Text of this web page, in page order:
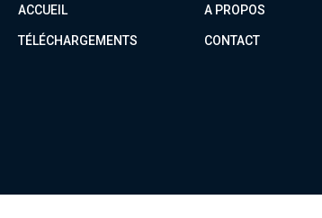
ACCUEIL A PROPOS
TÉLÉCHARGEMENTS CONTACT